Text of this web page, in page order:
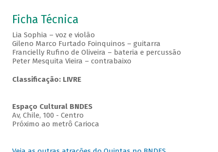
Ficha Técnica
Lia Sophia – voz e violão
Gileno Marco Furtado Foinquinos – guitarra
Francielly Rufino de Oliveira – bateria e percussão
Peter Mesquita Vieira – contrabaixo
Classificação: LIVRE
Espaço Cultural BNDES
Av, Chile, 100 - Centro
Próximo ao metrô Carioca